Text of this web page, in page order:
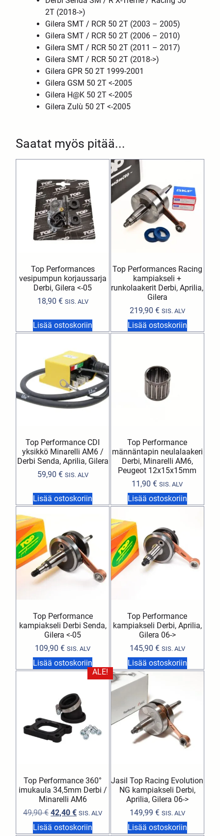
Saatat myös pitää...
Top Performances
vesipumpun korjaussarja
Derbi, Gilera <-05
18,90 € SIS. ALV
Lisää ostoskoriin
Top Performances Racing
kampiakseli +
runkolaakerit Derbi, Aprilia,
Gilera
219,90 € SIS. ALV
Lisää ostoskoriin
Top Performance CDI
yksikkö Minarelli AM6 /
Derbi Senda, Aprilia, Gilera
59,90 € SIS. ALV
Lisää ostoskoriin
Top Performance
männäntapin neulalaakeri
Derbi, Minarelli AM6,
Peugeot 12x15x15mm
11,90€ SIS. ALV
Lisää ostoskoriin
Top Performance
kampiakseli Derbi Senda,
Gilera <-05
109,90€ SIS. ALV
Lisää ostoskoriin
Top Performance
kampiakseli Derbi, Aprilia,
Gilera 06->
145,90 € SIS. ALV
Lisää ostoskoriin
ALE!
Top Performance 360°
imukaula 34,5mm Derbi /
Minarelli AM6
49,90€ 42,40€ SIS. ALV
Lisää ostoskoriin
Jasil Top Racing Evolution
NG kampiakseli Derbi,
Aprilia, Gilera 06->
149,99 € SIS. ALV
Lisää ostoskoriin
2T (2018->)
Gilera SMT / RCR 50 2T (2003 – 2005)
Gilera SMT / RCR 50 2T (2006 – 2010)
Gilera SMT / RCR 50 2T (2011 – 2017)
Gilera SMT / RCR 50 2T (2018->)
Gilera GPR 50 2T 1999-2001
Gilera GSM 50 2T <-2005
Gilera H@K 50 2T <-2005
Gilera Zulù 50 2T <-2005